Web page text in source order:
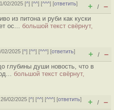
02/2025 [^] [^^] [^^^] [ответить]
+ / –
из питона и руби как куски
ос... большой текст свёрнут,
02/2025 [^] [^^] [^^^] [ответить]
+ / –
глубины души новость, что в
большой текст свёрнут,
02/2025 [^] [^^] [^^^] [ответить]
+ / –